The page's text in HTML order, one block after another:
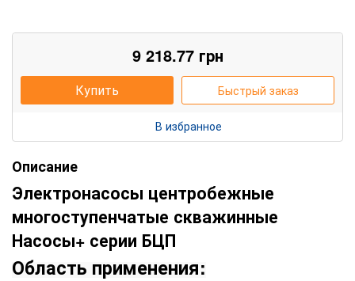
9 218.77грн
Купить Быстрый заказ
В избранное
Описание
Электронасосы центробежные
многоступенчатые скважинные
Насосы+ серии БЦП
Область применения: